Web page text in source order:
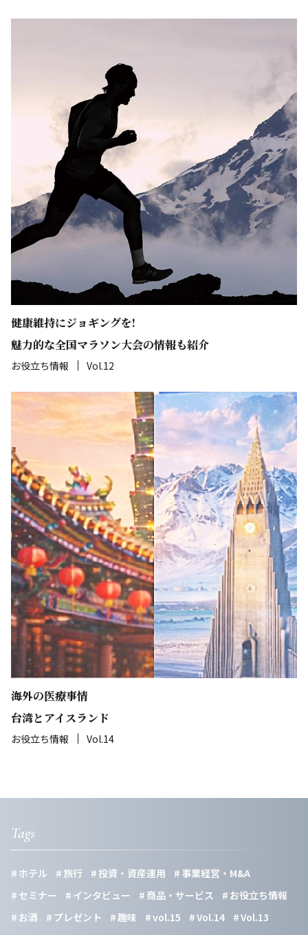
健康維持にジョギングを!
魅力的な全国マラソン大会の情報も紹介
お役立ち情報 Vol.12
海外の医療事情
台湾とアイスランド
お役立ち情報 Vol.14
Tags
ホテル 旅行 投資・資産運用
事業経営・M&A
セミナー
インタビュー 商品・サービス
お役立ち情報
お酒
プレゼント 趣味 vol.15 Vol.14
Vol.13